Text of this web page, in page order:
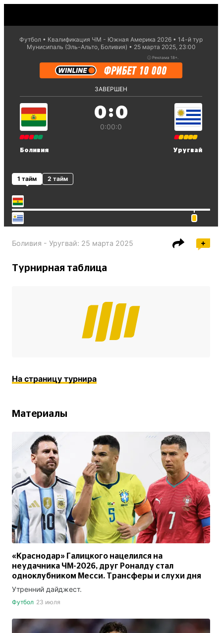
Футбол Квалификация ЧМ - Южная Америка 2026
14-й тур
Мунисипаль (Эль-Альто, Боливия)
25 марта 2025, 23:00
ⓘ Реклама 18+.
ЗАВЕРШЕН
Боливия
0:0
0:00:0
Уругвай
1 тайм 2 тайм
Боливия - Уругвай: 25 марта 2025
Турнирная таблица
На страницу турнира
Материалы
«Краснодар» Галицкого нацелился на
неудачника ЧМ-2026, друг Роналду стал
одноклубником Месси. Трансферы и слухи дня
Утренний дайджест.
Футбол 23 июля